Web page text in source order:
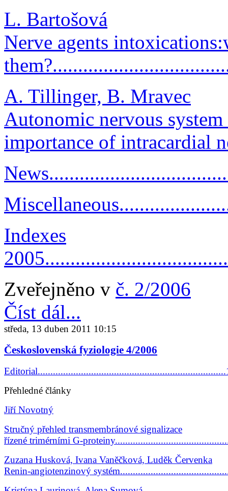
L. Bartošová
Nerve agents
A. Tillinger, B. Mravec
Autonomic nervous
importance of intracardial
Indexes
Zveřejněno v č. 2/2006
Číst dál...
středa, 13 duben 2011 10:15
Československá fyziologie 4/2006
Přehledné články
Jiří Novotný
Stručný přehled transmembránové signalizace
řízené trimérními G-
Zuzana Husková, Ivana Vaněčková, Luděk Červenka
Renin-angiotenzinový